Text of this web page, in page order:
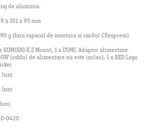
de aluminiu
x 101 x 95 mm
g (fara capacul de montura si cardul CFexpress)
KOMODO-X Z Mount; 1 x DSMC Adaptor alimentare
(cablul de alimentare nu este inclus); 1 x RED Logo
luni
luni
0420